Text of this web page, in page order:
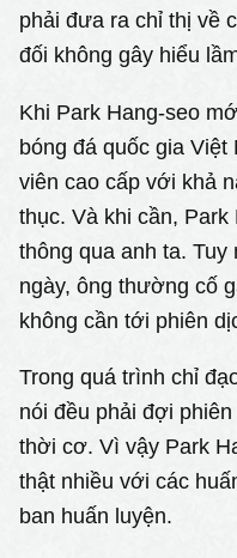
phải đưa ra chỉ thị về
đối không gây hiểu
Khi Park Hang-seo
bóng đá quốc gia Việt
viên cao cấp với khả
thục. Và khi cần,
thông qua anh ta.
ngày, ông thường cố
không cần tới phiên
Trong quá trình chỉ
nói đều phải đợi
thời cơ. Vì vậy Park
thật nhiều với các
ban huấn luyện.